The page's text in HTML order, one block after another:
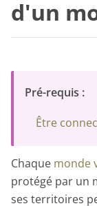
d'un
Pré-requis :
Être
Chaque monde
protégé par un
ses territoires